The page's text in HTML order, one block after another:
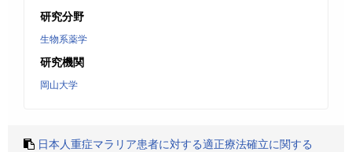
研究分野
生物系薬学
研究機関
岡山大学
日本人重症マラリア患者に対する適正療法確立に関する